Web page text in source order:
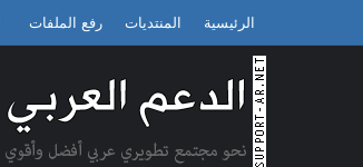
الرئيسية المنتديات رفع الملفات